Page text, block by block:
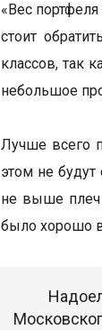
«Вес
стоит
классов, так
небольшое
Лучше всего
этом не будут
не выше плеч
было хорошо